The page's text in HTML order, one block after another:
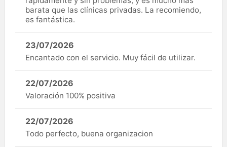
barata que las clínicas privadas. La recomiendo,
es fantástica.
23/07/2026
Encantado con el servicio. Muy fácil de utilizar.
22/07/2026
Valoración 100% positiva
22/07/2026
Todo perfecto, buena organizacion